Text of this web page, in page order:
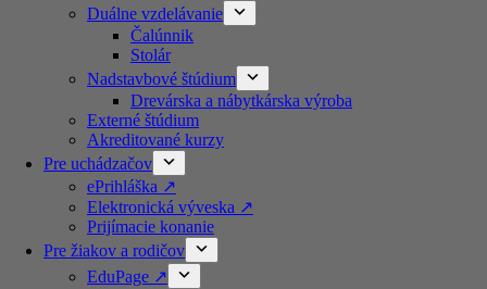
Duálne vzdelávanie
Čalúnnik
Stolár
Nadstavbové štúdium
Drevárska a nábytkárska výroba
Externé štúdium
Akreditované kurzy​
Pre uchádzačov
ePrihláška ↗️
Elektronická výveska ↗️
Prijímacie konanie
Pre žiakov a rodičov
EduPage ↗️